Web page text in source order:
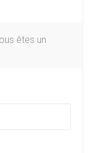
êtes un